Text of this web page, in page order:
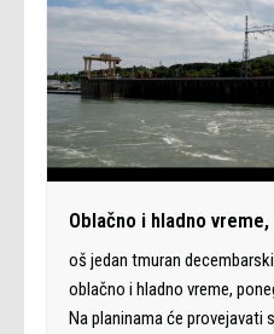
Oblačno i hladno
oš jedan tmuran
oblačno i hladno vreme,
Na planinama će provejavati